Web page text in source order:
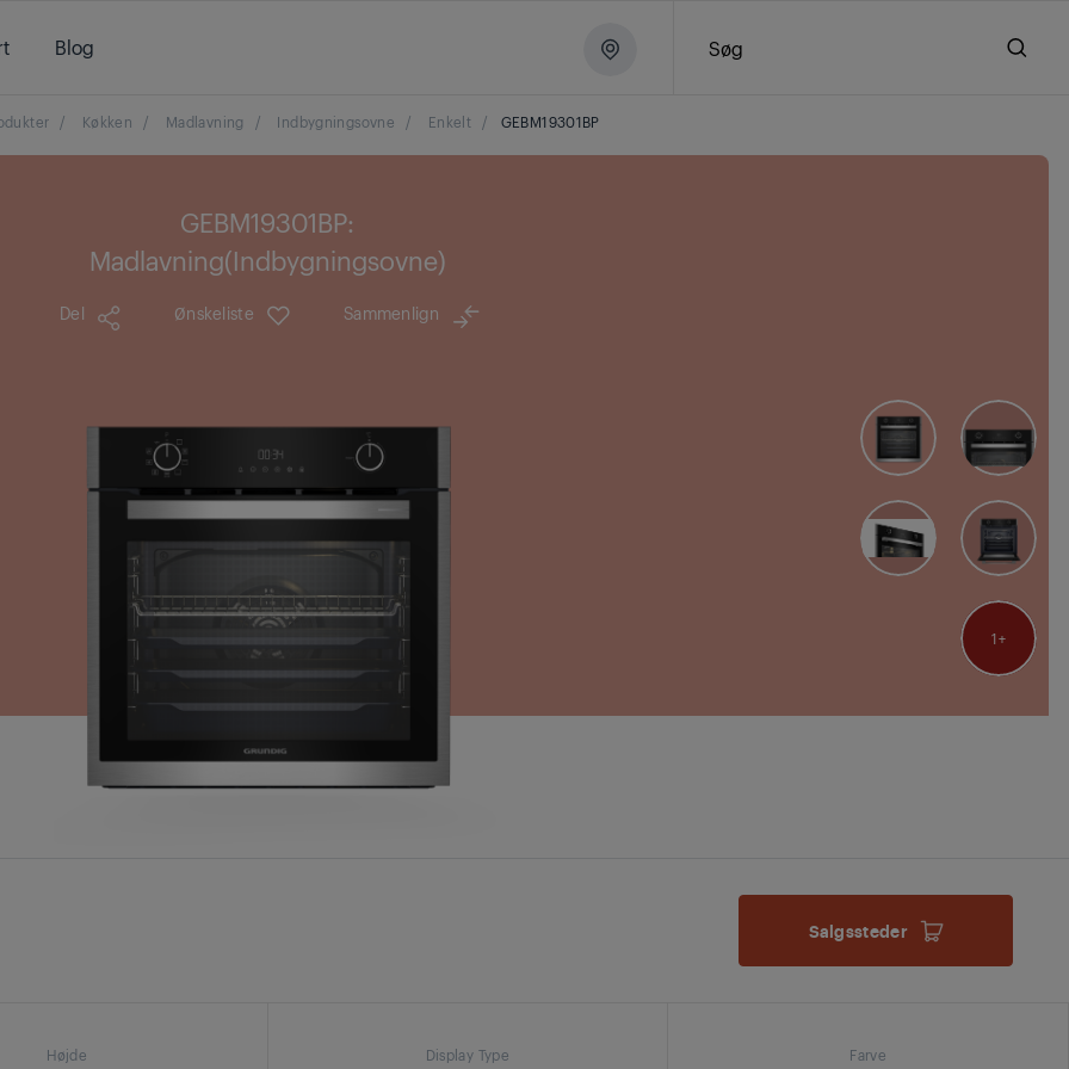
Blog Søg
/ Køkken / Madlavning / Indbygningsovne / Enkelt / GEBM19301BP
GEBM19301BP:
Madlavning(Indbygningsovne)
Del Ønskeliste Sammenlign
1
Salgssteder
Højde Display Type Farve